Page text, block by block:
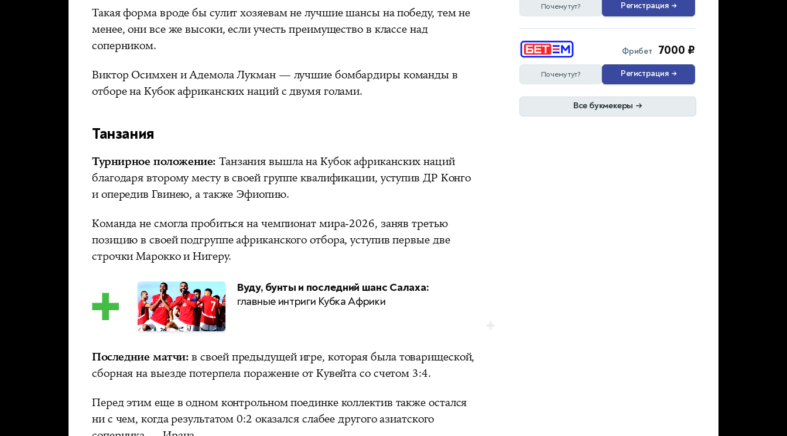
Такая форма вроде бы сулит хозяевам не лучшие шансы на победу, тем не
менее, они все же высоки, если учесть преимущество в классе над
соперником.
Виктор Осимхен и Адемола Лукман — лучшие бомбардиры команды в
отборе на Кубок африканских наций с двумя голами.
Танзания
Турнирное положение: Танзания вышла на Кубок африканских наций
благодаря второму месту в своей группе квалификации, уступив ДР Конго
и опередив Гвинею, а также Эфиопию.
Команда не смогла пробиться на чемпионат мира-2026, заняв третью
позицию в своей подгруппе африканского отбора, уступив первые две
строчки Марокко и Нигеру.
Вуду, бунты и последний шанс Салаха:
главные интриги Кубка Африки
Последние матчи:в своей предыдущей игре, которая была товарищеской,
сборная на выезде потерпела поражение от Кувейта со счетом 3:4.
Перед этим еще в одном контрольном поединке коллектив также остался
ни с чем, когда результатом 0:2 оказался слабее другого азиатского
Почему тут? Регистрация →
Фрибет 7000 ₽
Почему тут? Регистрация →
Все букмекеры →